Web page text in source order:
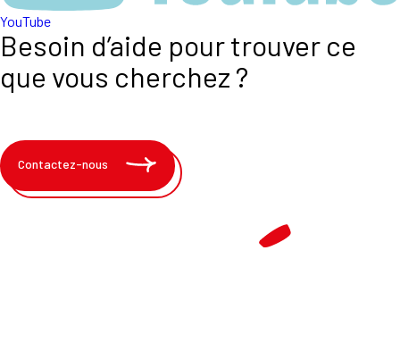
YouTube
Besoin d’aide pour trouver ce
que vous cherchez ?
Contactez-nous